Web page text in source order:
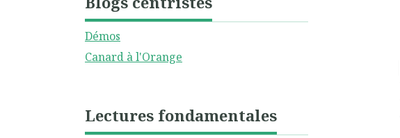
Démos
Canard à l'Orange
Lectures fondamentales